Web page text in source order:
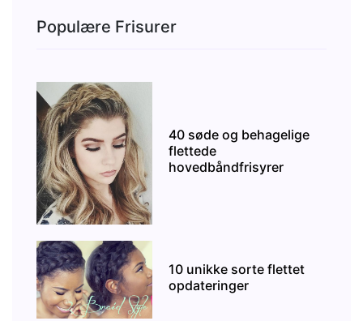
Populære Frisurer
40 søde og behagelige
flettede
hovedbåndfrisyrer
10 unikke sorte flettet
opdateringer